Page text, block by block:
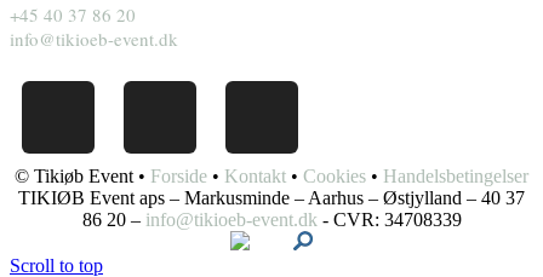
+45 40 37 86 20
info@tikioeb-event.dk
© Tikiøb Event • Forside • Kontakt • Cookies • Handelsbetingelser
TIKIØB Event aps – Markusminde – Aarhus – Østjylland – 40 37
86 20 – info@tikioeb-event.dk - CVR: 34708339
Scroll to top